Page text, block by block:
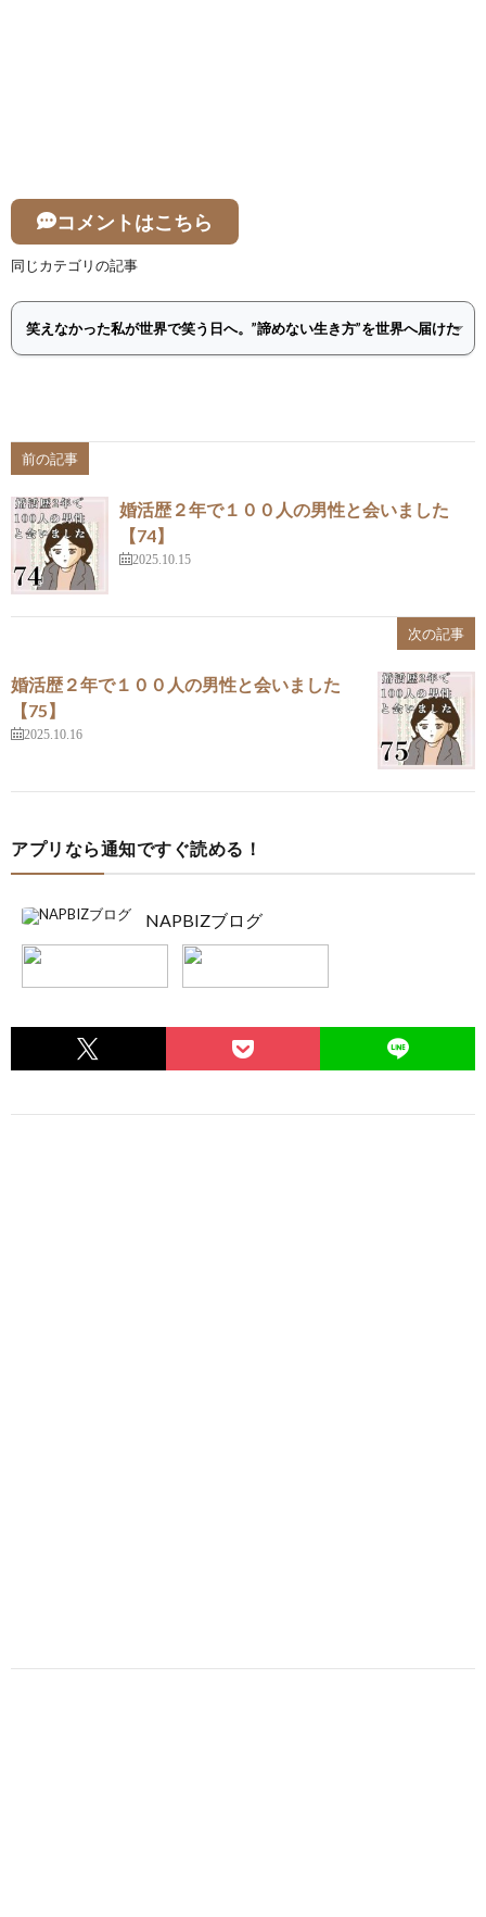
コメントはこちら
同じカテゴリの記事
前の記事
婚活歴２年で１００人の男性と会いました
【74】
2025.10.15
次の記事
婚活歴２年で１００人の男性と会いました
【75】
2025.10.16
アプリなら通知ですぐ読める！
NAPBIZブログ